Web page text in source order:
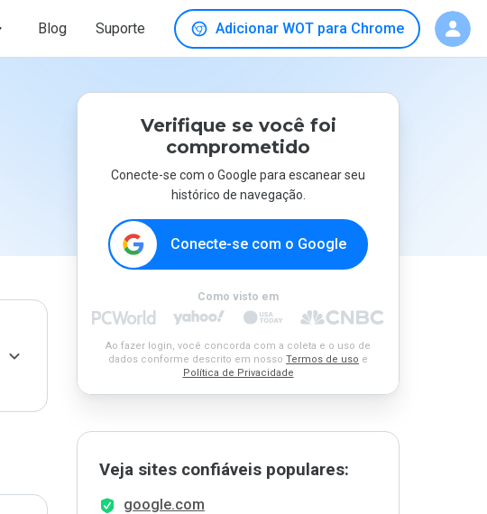
Blog Suporte Adicionar WOT para Chrome
Verifique se você foi
comprometido
Conecte-se com o Google para escanear seu
histórico de navegação.
Conecte-se com o Google
Como visto em
Ao fazer login, você concorda com a coleta e o uso de
dados conforme descrito em nosso Termos de uso e
Política de Privacidade
Veja sites confiáveis populares:
google.com